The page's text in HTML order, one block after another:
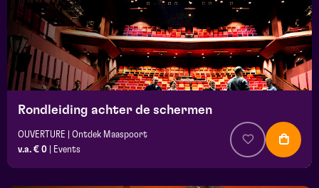
Rondleiding achter de schermen
OUVERTURE | Ontdek Maaspoort
v.a. € 0
Events